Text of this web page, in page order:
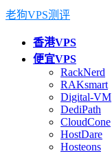
老狗VPS测评
香港VPS
便宜VPS
RackNerd
RAKsmart
Digital-VM
DediPath
CloudCone
HostDare
Hosteons